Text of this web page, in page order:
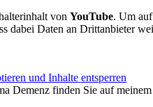
von YouTube. Um
dabei Daten an Drittanbieter
und Inhalte entsperren
Demenz finden Sie auf